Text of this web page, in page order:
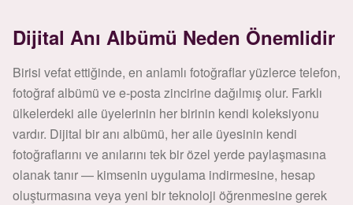
Dijital Anı Albümü Neden Önemlidir
Birisi vefat ettiğinde, en anlamlı fotoğraflar yüzlerce telefon,
fotoğraf albümü ve e-posta zincirine dağılmış olur. Farklı
ülkelerdeki aile üyelerinin her birinin kendi koleksiyonu
vardır. Dijital bir anı albümü, her aile üyesinin kendi
fotoğraflarını ve anılarını tek bir özel yerde paylaşmasına
olanak tanır — kimsenin uygulama indirmesine, hesap
oluşturmasına veya yeni bir teknoloji öğrenmesine gerek